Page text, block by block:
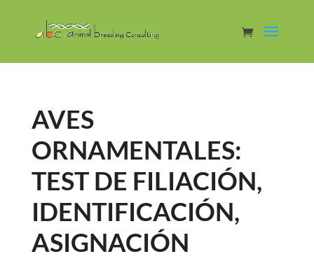
AVES
ORNAMENTALES:
TEST DE FILIACIÓN,
IDENTIFICACIÓN,
ASIGNACIÓN